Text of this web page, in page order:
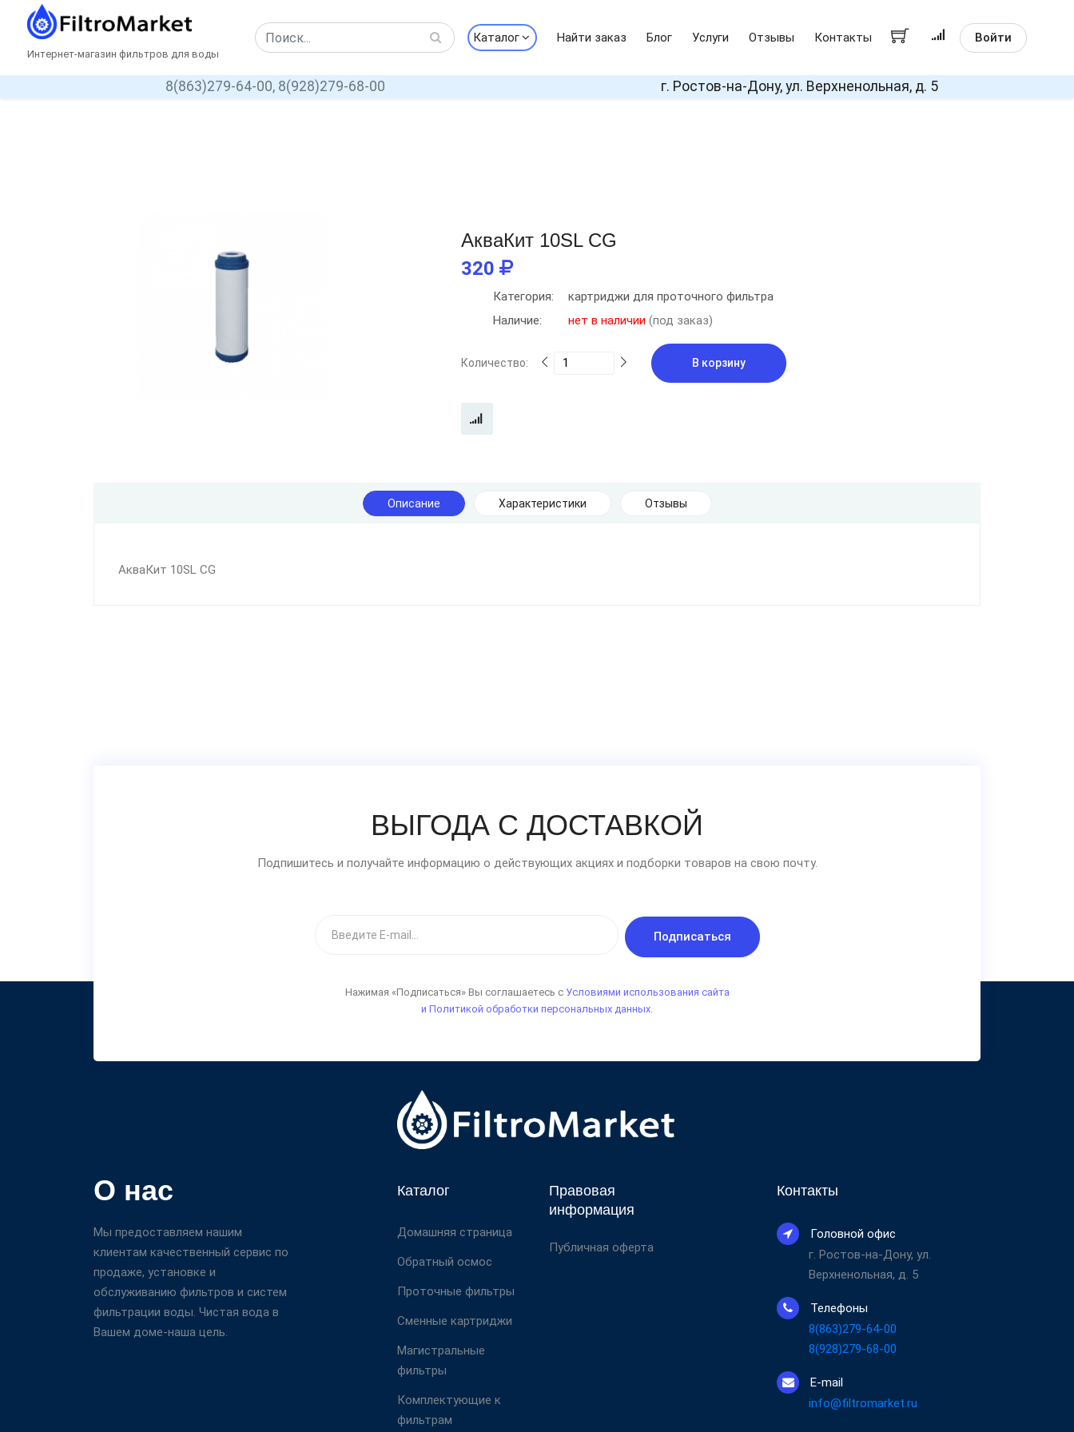
Интернет-магазин фильтров для воды
Каталог Найти заказ Блог Услуги Отзывы Контакты Войти
8(863)279-64-00, 8(928)279-68-00 г. Ростов-на-Дону, ул. Верхненольная, д. 5
АкваКит 10SL CG
320
Категория:
картриджи для проточного фильтра
Наличие:
нет в наличии (под заказ)
Количество: В корзину
Описание Характеристики Отзывы
АкваКит 10SL CG
ВЫГОДА С ДОСТАВКОЙ
Подпишитесь и получайте информацию о действующих акциях и подборки товаров на свою почту.
Подписаться
Нажимая «Подписаться» Вы соглашаетесь с Условиями использования сайта
и Политикой обработки персональных данных.
О нас
Мы предоставляем нашим
клиентам качественный сервис по
продаже, установке и
обслуживанию фильтров и систем
фильтрации воды. Чистая вода в
Вашем доме-наша цель.
Каталог
Домашняя страница
Обратный осмос
Проточные фильтры
Сменные картриджи
Магистральные
фильтры
Комплектующие к
фильтрам
Правовая
информация
Публичная оферта
Контакты
Головной офис
г. Ростов-на-Дону, ул.
Верхненольная, д. 5
Телефоны
8(863)279-64-00
8(928)279-68-00
E-mail
info@filtromarket.ru